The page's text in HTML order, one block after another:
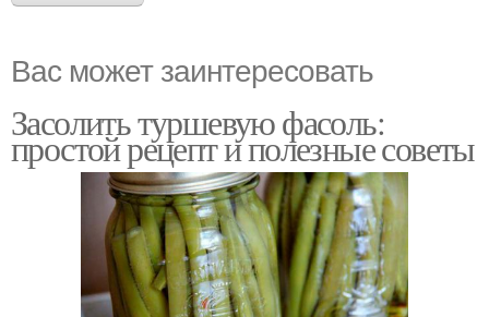
Вас может заинтересовать
Засолить туршевую фасоль:
простой рецепт и полезные советы